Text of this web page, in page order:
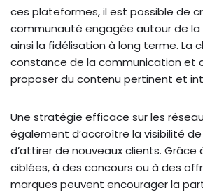
ces plateformes, il est possible de
communauté engagée autour de la
ainsi la fidélisation à long terme. La
constance de la communication et
proposer du contenu pertinent et
Une stratégie efficace sur les
également d’accroître la visibilité
d’attirer de nouveaux clients.
ciblées, à des concours ou à des
marques peuvent encourager la